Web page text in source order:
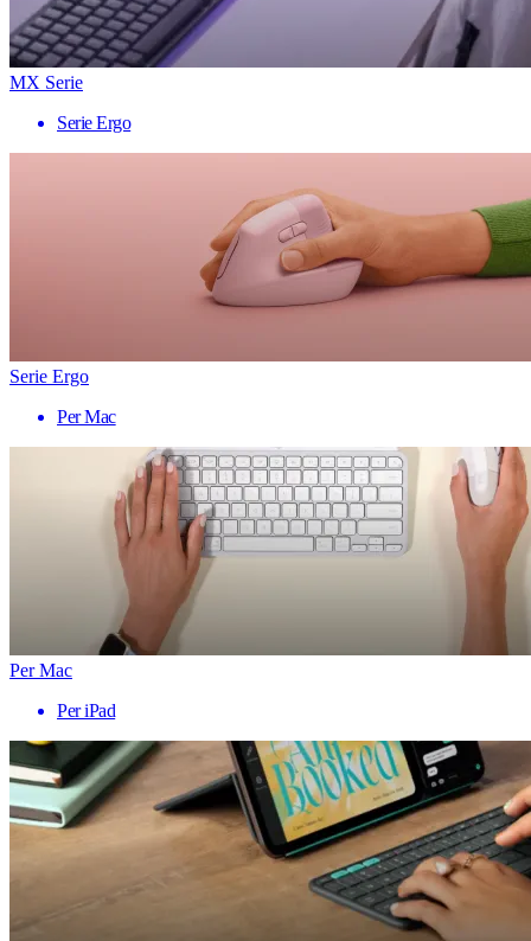
MX Serie
Serie Ergo
Serie Ergo
Per Mac
Per Mac
Per iPad